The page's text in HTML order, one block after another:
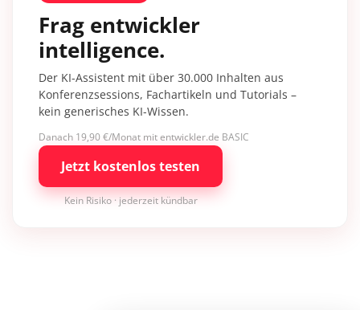
Frag entwickler
intelligence.
Der KI-Assistent mit über 30.000 Inhalten aus
Konferenzsessions, Fachartikeln und Tutorials –
kein generisches KI-Wissen.
Danach 19,90 €/Monat mit entwickler.de BASIC
Jetzt kostenlos testen
Kein Risiko · jederzeit kündbar